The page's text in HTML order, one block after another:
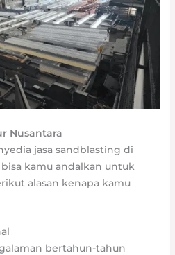
Nusantara
jasa sandblasting di
kamu andalkan untuk
alasan kenapa kamu
bertahun-tahun